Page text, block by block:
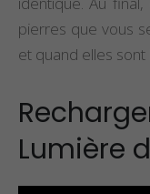
pierres que vous
et quand elles sont
Lumière